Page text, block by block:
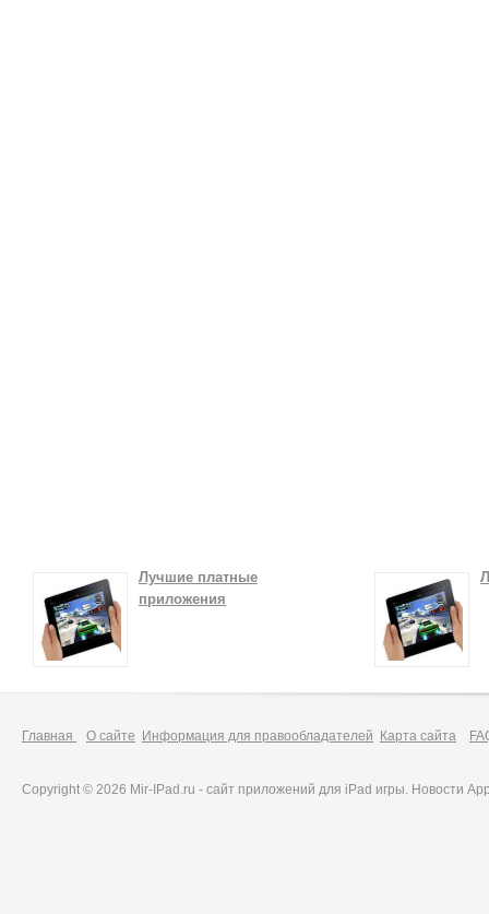
Лучшие платные
приложения
Главная О сайте Информация для правообладателей Карта сайта
Copyright © 2026 Mir-IPad.ru - сайт приложений для iPad игры. Новости